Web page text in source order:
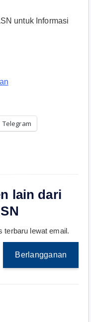
untuk Informasi
Telegram
lain dari
terbaru lewat email.
Berlangganan